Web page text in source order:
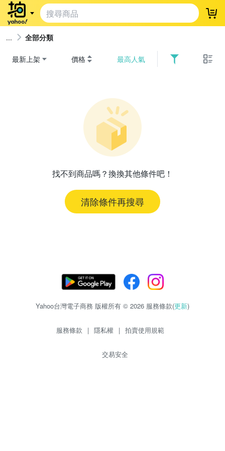
登
全部分類
最新上架 價格 最高人氣
找不到商品嗎？換換其他條件吧！
清除條件再搜尋
Yahoo台灣電子商務 版權所有 © 2026 服務條款(更新)
服務條款 | 隱私權 | 拍賣使用規範
交易安全